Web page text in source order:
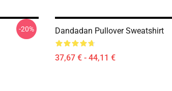
-20% Dandadan Pullover Sweatshirt
37,67 € - 44,11 €